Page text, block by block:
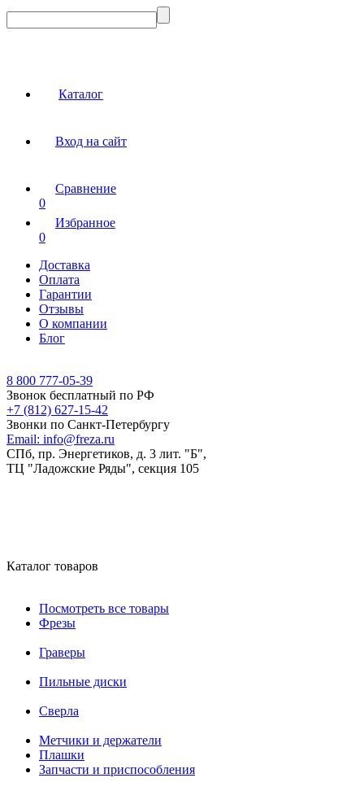
Каталог
Вход на сайт
Сравнение
0
Избранное
0
Доставка
Оплата
Гарантии
Отзывы
О компании
Блог
8 800 777-05-39
Звонок бесплатный по РФ
+7 (812) 627-15-42
Звонки по Санкт-Петербургу
Email: info@freza.ru
СПб, пр. Энергетиков, д. 3 лит. "Б",
ТЦ "Ладожские Ряды", секция 105
Каталог товаров
Посмотреть все товары
Фрезы
Граверы
Пильные диски
Сверла
Метчики и держатели
Плашки
Запчасти и приспособления